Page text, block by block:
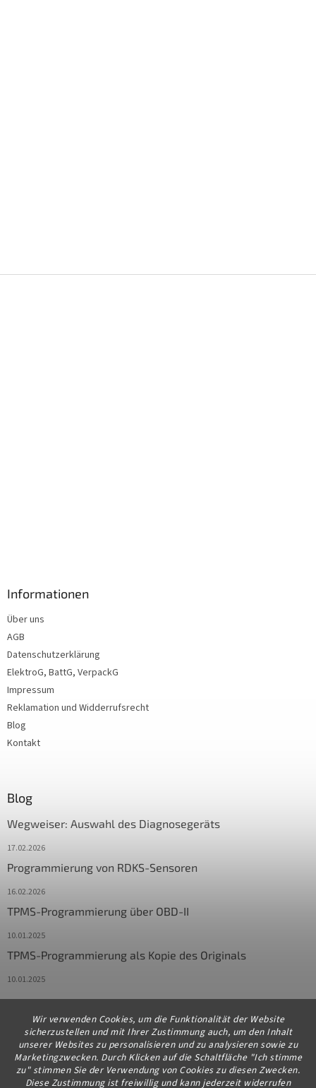
Wir verwenden Cookies, um die Funktionalität der Website
sicherzustellen und mit Ihrer Zustimmung auch, um den Inhalt
unserer Websites zu personalisieren und zu analysieren sowie zu
Marketingzwecken. Durch Klicken auf die Schaltfläche "Ich stimme
zu" stimmen Sie der Verwendung von Cookies zu diesen Zwecken.
Diese Zustimmung ist freiwillig und kann jederzeit widerrufen
Informationen
Über uns
AGB
Datenschutzerklärung
ElektroG, BattG, VerpackG
Impressum
Reklamation und Widderrufsrecht
Blog
Kontakt
Blog
Wegweiser: Auswahl des Diagnosegeräts
17.02.2026
Programmierung von RDKS-Sensoren
16.02.2026
TPMS-Programmierung über OBD-II
10.01.2025
TPMS-Programmierung als Kopie des Originals
10.01.2025
Kontakt
info@diagstore.de
+491706654834